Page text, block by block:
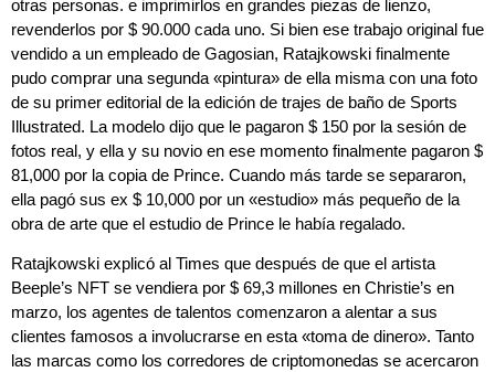
otras personas. e imprimirlos en grandes piezas de lienzo,
revenderlos por $ 90.000 cada uno. Si bien ese trabajo original fue
vendido a un empleado de Gagosian, Ratajkowski finalmente
pudo comprar una segunda «pintura» de ella misma con una foto
de su primer editorial de la edición de trajes de baño de Sports
Illustrated. La modelo dijo que le pagaron $ 150 por la sesión de
fotos real, y ella y su novio en ese momento finalmente pagaron $
81,000 por la copia de Prince. Cuando más tarde se separaron,
ella pagó sus ex $ 10,000 por un «estudio» más pequeño de la
obra de arte que el estudio de Prince le había regalado.
Ratajkowski explicó al Times que después de que el artista
Beeple’s NFT se vendiera por $ 69,3 millones en Christie’s en
marzo, los agentes de talentos comenzaron a alentar a sus
clientes famosos a involucrarse en esta «toma de dinero». Tanto
las marcas como los corredores de criptomonedas se acercaron